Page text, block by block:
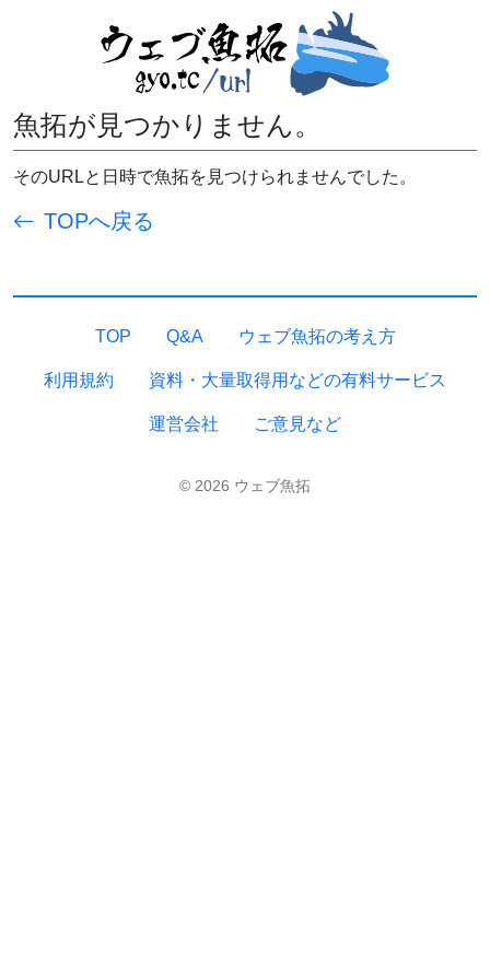
魚拓が見つかりません。
そのURLと日時で魚拓を見つけられませんでした。
TOPへ戻る
TOP Q&A ウェブ魚拓の考え方
利用規約 資料・大量取得用などの有料サービス
運営会社 ご意見など
© 2026 ウェブ魚拓